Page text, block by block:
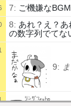
7: ご機嫌な
8: あれ？え？
の数字列でてな
9: